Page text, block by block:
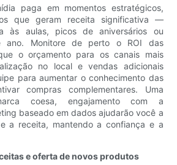
paga em momentos estratégicos,
que geram receita significativa —
às aulas, picos de aniversários ou
ano. Monitore de perto o ROI das
o orçamento para os canais mais
no local e vendas adicionais
para aumentar o conhecimento das
compras complementares. Uma
coesa, engajamento com a
baseado em dados ajudarão você a
a receita, mantendo a confiança e a
e oferta de novos produtos